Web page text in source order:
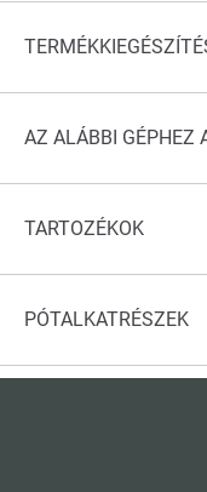
AZ ALÁBBI GÉPHEZ
TARTOZÉKOK
PÓTALKATRÉSZEK